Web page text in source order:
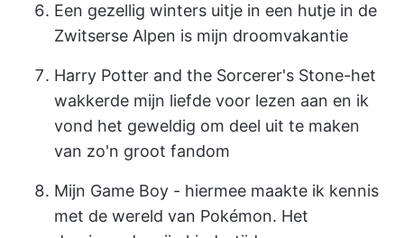
Een gezellig winters uitje in een hutje in de
Zwitserse Alpen is mijn droomvakantie
Harry Potter and the Sorcerer's Stone-het
wakkerde mijn liefde voor lezen aan en ik
vond het geweldig om deel uit te maken
van zo'n groot fandom
Mijn Game Boy - hiermee maakte ik kennis
met de wereld van Pokémon. Het